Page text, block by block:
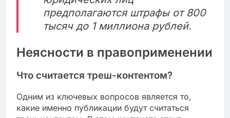
предполагаются штрафы от 800
тысяч до 1 миллиона рублей.
Неясности в правоприменении
Что считается треш-контентом?
Одним из ключевых вопросов является то,
какие именно публикации будут считаться